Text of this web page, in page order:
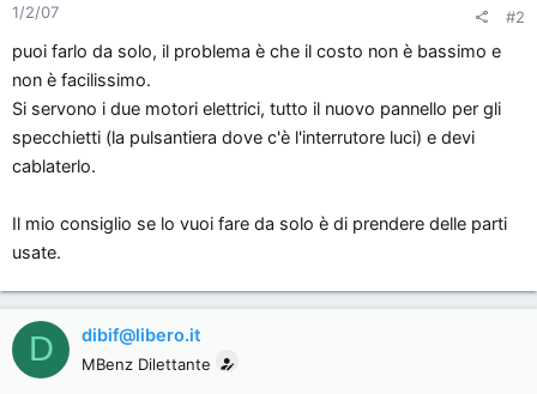
1/2/07 #2
puoi farlo da solo, il problema è che il costo non è bassimo e
non è facilissimo.
Si servono i due motori elettrici, tutto il nuovo pannello per gli
specchietti (la pulsantiera dove c'è l'interrutore luci) e devi
cablaterlo.
Il mio consiglio se lo vuoi fare da solo è di prendere delle parti
usate.
D dibif@libero.it
MBenz Dilettante